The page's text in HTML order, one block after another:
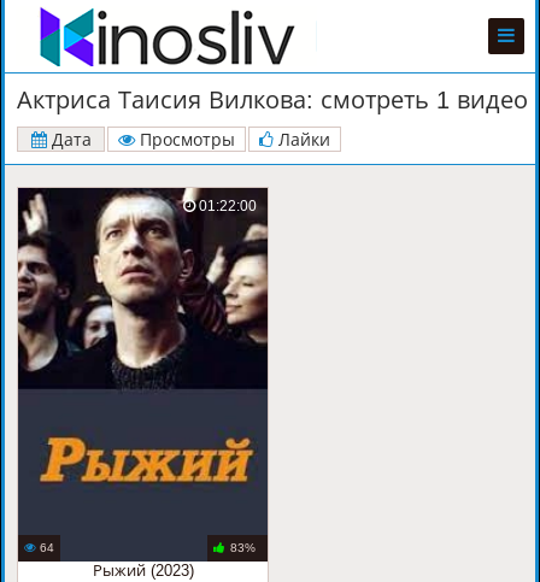
Актриса Таисия Вилкова: смотреть 1 видео
Дата Просмотры Лайки
Рыжий (2023)
64 83%
01:22:00